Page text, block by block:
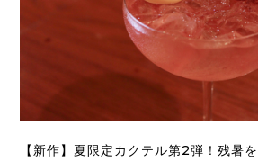
【新作】夏限定カクテル第2弾！残暑